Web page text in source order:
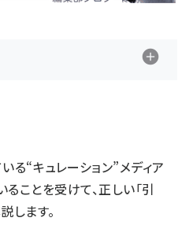
る“キュレーション”メディア
ことを受けて、正しい「引
します。